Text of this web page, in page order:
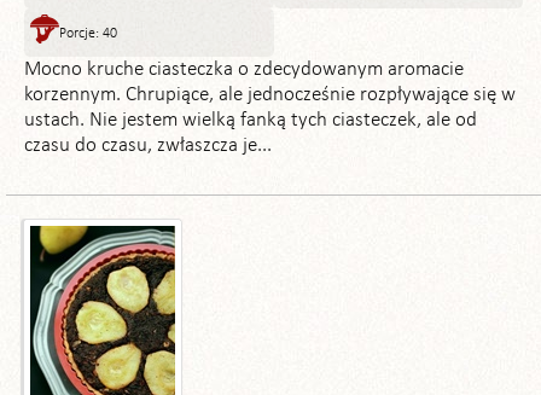
Porcje: 40
Mocno kruche ciasteczka o zdecydowanym aromacie
korzennym. Chrupiące, ale jednocześnie rozpływające się w
ustach. Nie jestem wielką fanką tych ciasteczek, ale od
czasu do czasu, zwłaszcza je...